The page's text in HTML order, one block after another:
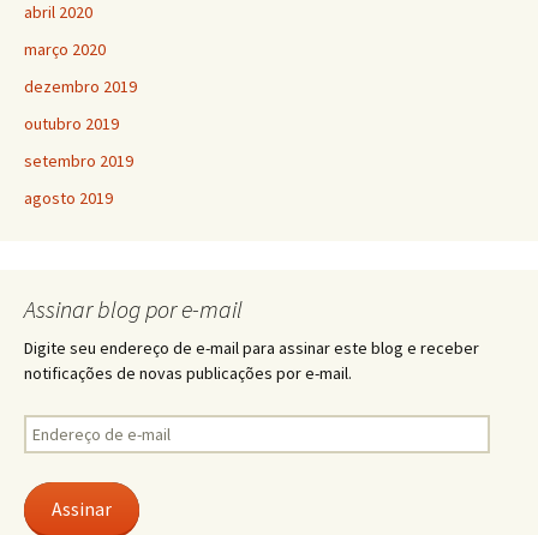
abril 2020
março 2020
dezembro 2019
outubro 2019
setembro 2019
agosto 2019
Assinar blog por e-mail
Digite seu endereço de e-mail para assinar este blog e receber
notificações de novas publicações por e-mail.
Endereço
de
mail Assinar